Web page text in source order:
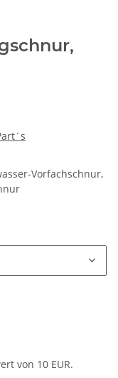
Vorfachschnur,
von 10 EUR.